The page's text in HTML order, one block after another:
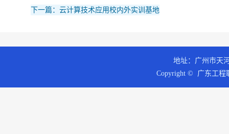
下一篇：云计算技术应用校内外实训基地
地址：广州市天
Copyright © 广东工程